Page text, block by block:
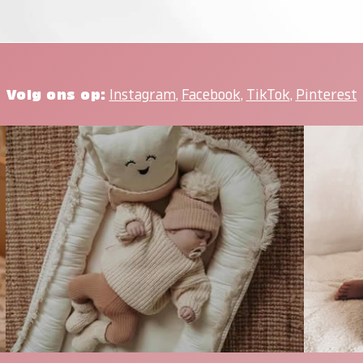
Volg ons op: Instagram, Facebook, TikTok, Pinterest